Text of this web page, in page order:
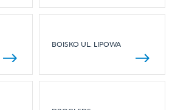
BOISKO UL. LIPOWA